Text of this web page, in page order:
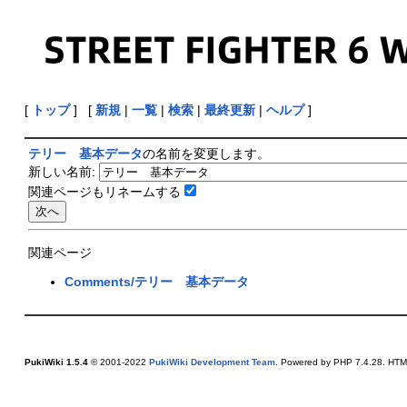
[ トップ] [ 新規| 一覧| 検索| 最終更新| ヘルプ]
テリー 基本データの名前を変更します。
新しい名前:
関連ページもリネームする
関連ページ
Comments/テリー 基本データ
PukiWiki 1.5.4© 2001-2022 PukiWiki Development Team. Powered by PHP 7.4.28.